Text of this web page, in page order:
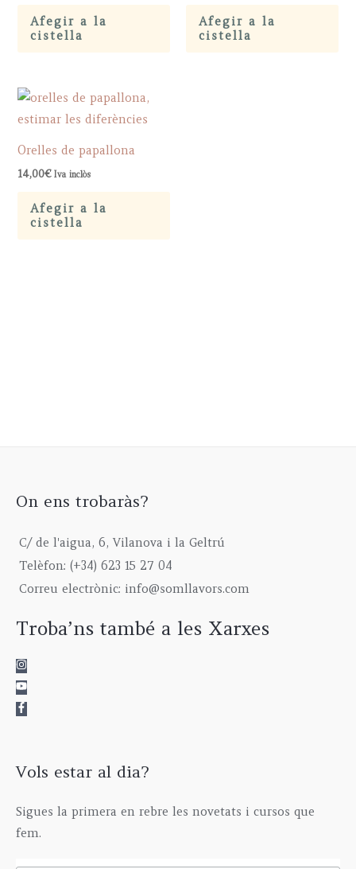
Afegir a la
cistella
Afegir a la
cistella
Orelles de papallona
14,00€ Iva inclòs
Afegir a la
cistella
On ens trobaràs?
C/ de l'aigua, 6, Vilanova i la Geltrú
Telèfon: (+34) 623 15 27 04
Correu electrònic: info@somllavors.com
Troba’ns també a les Xarxes
Vols estar al dia?
Sigues la primera en rebre les novetats i cursos que
fem.